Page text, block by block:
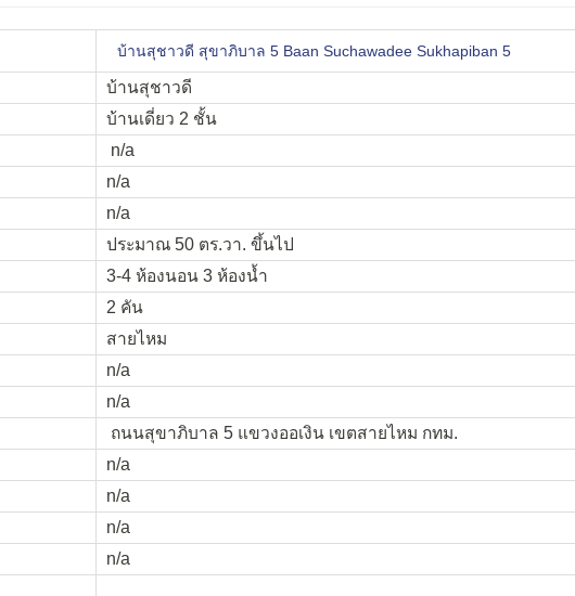
บ้านสุชาวดี สุขาภิบาล 5 Baan Suchawadee Sukhapiban 5
บ้านสุชาวดี
บ้านเดี่ยว 2 ชั้น
n/a
n/a
n/a
ประมาณ 50 ตร.วา. ขึ้นไป
3-4 ห้องนอน 3 ห้องน้ำ
2 คัน
สายไหม
n/a
n/a
ถนนสุขาภิบาล 5 แขวงออเงิน เขตสายไหม กทม.
n/a
n/a
n/a
n/a